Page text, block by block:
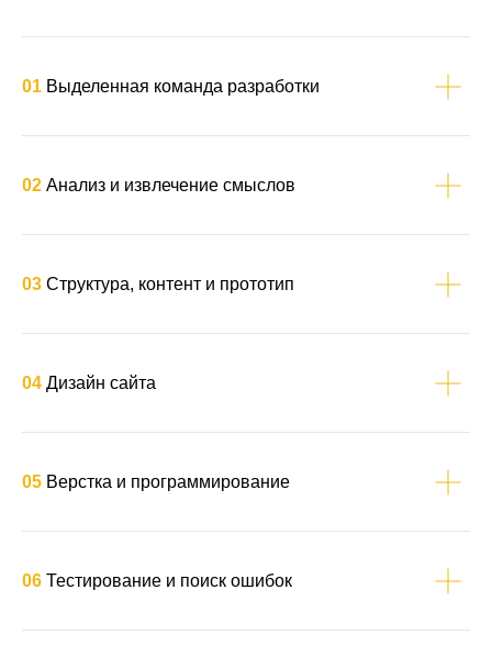
01 Выделенная команда разработки
02 Анализ и извлечение смыслов
03 Структура, контент и прототип
04 Дизайн сайта
05 Верстка и программирование
06 Тестирование и поиск ошибок